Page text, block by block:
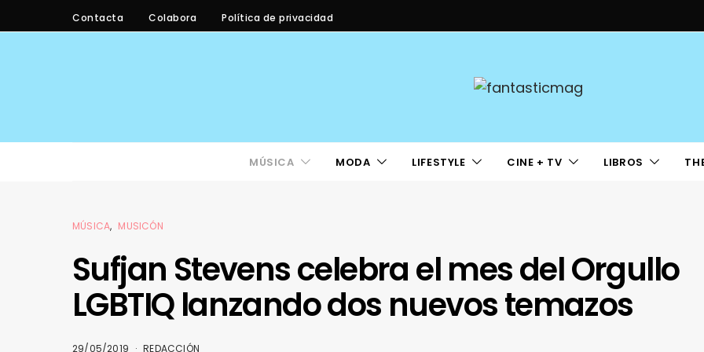
Contacta Colabora Política de privacidad
MÚSICA MODA LIFESTYLE CINE + TV LIBROS
MÚSICA MUSICÓN
Sufjan Stevens celebra el mes del Orgullo
LGBTIQ lanzando dos nuevos temazos
29/05/2019 REDACCIÓN